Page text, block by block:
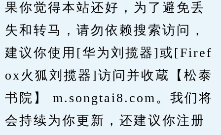
果你觉得本站还好，为了避免丢
失和转马，请勿依赖搜索访问，
建议你使用[华为刘揽器]或[Firef
ox火狐刘揽器]访问并收蔵【松泰
书院】 m.songtai8.com。我们将
会持续为你更新，还建议你注册